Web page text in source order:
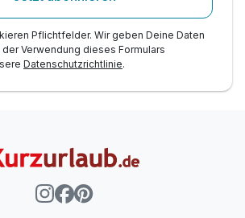
Pflichtfelder. Wir geben Deine Daten
Verwendung dieses Formulars
Datenschutzrichtlinie.